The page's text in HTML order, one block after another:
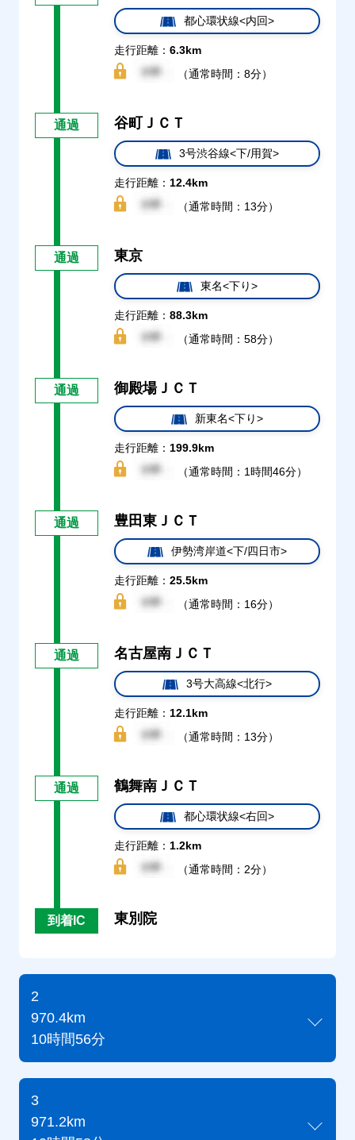
都心環状線<内回>
走行距離： 6.3km
（通常時間：8分）
通過 谷町ＪＣＴ
3号渋谷線<下/用賀>
走行距離： 12.4km
（通常時間：13分）
通過 東京
東名<下り>
走行距離： 88.3km
（通常時間：58分）
通過 御殿場ＪＣＴ
新東名<下り>
走行距離： 199.9km
（通常時間：1時間46分）
通過 豊田東ＪＣＴ
伊勢湾岸道<下/四日市>
走行距離： 25.5km
（通常時間：16分）
通過 名古屋南ＪＣＴ
3号大高線<北行>
走行距離： 12.1km
（通常時間：13分）
通過 鶴舞南ＪＣＴ
都心環状線<右回>
走行距離： 1.2km
（通常時間：2分）
到着IC 東別院
2
970.4km
10時間56分
3
971.2km